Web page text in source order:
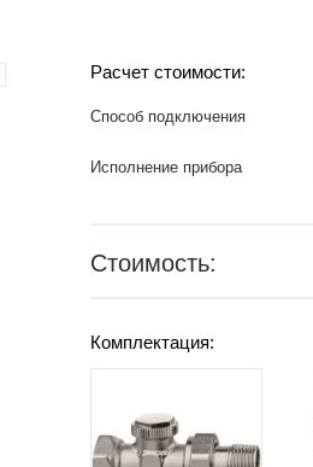
Расчет стоимости:
Способ подключения
Исполнение прибора
Стоимость:
Комплектация: